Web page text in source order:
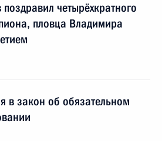
четырёхкратного
пловца Владимира
в закон об обязательном